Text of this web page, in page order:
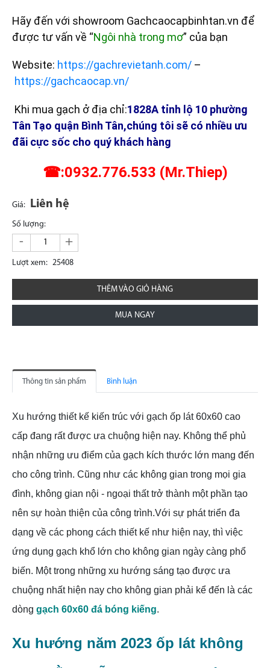
Hãy đến với showroom Gachcaocapbinhtan.vn để
được tư vấn về “Ngôi nhà trong mơ” của bạn
Website: https://gachrevietanh.com/ –
https://gachcaocap.vn/
Khi mua gạch ở địa chỉ:1828A tỉnh lộ 10 phường
Tân Tạo quận Bình Tân,chúng tôi sẽ có nhiều ưu
đãi cực sốc cho quý khách hàng
☎:0932.776.533 (Mr.Thiep)
Giá: Liên hệ
Số lượng:
- +
Lượt xem: 25408
THÊM VÀO GIỎ HÀNG
MUA NGAY
Thông tin sản phẩm Bình luận
Xu hướng thiết kế kiến trúc với gạch ốp lát 60x60 cao
cấp đang rất được ưa chuộng hiện nay. Không thể phủ
nhận những ưu điểm của gạch kích thước lớn mang đến
cho công trình. Cũng như các không gian trong mọi gia
đình, không gian nội - ngoại thất trở thành một phần tạo
nên sự hoàn thiện của công trình.Với sự phát triển đa
dạng về các phong cách thiết kế như hiện nay, thì việc
ứng dụng gạch khổ lớn cho không gian ngày càng phổ
biến. Một trong những xu hướng sáng tạo được ưa
chuộng nhất hiện nay cho không gian phải kể đến là các
dòng gạch 60x60 đá bóng kiếng.
Xu hướng năm 2023 ốp lát không